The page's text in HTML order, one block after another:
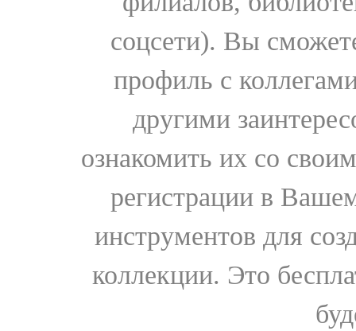
соцсети). Вы
профиль с
другими
ознакомить их со
регистрации в
инструментов для
коллекции. Это